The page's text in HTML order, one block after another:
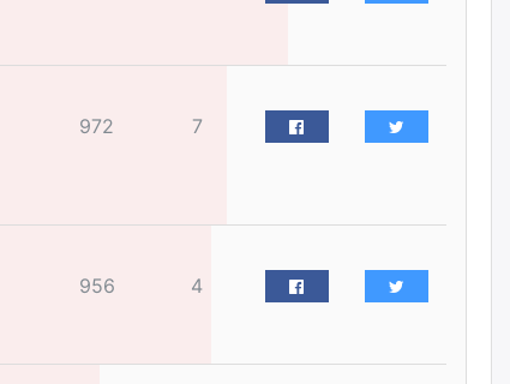
долларын санхүүжилтийн
эцсийн гэрээг есдүгээр сард
байгуулбал Тавантолгойн
Ханын материалд эхний
ээлжийн 6 блок орон сууцны
өчигдѳр
972 7
956 4